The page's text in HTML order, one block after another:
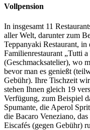
Vollpension
In insgesamt 11
aller Welt, darunter zum
Teppanyaki Restaurant,
Familienrestaurant „Tutti
(Geschmacksatelier), wo
bevor man es genießt
Gebühr). Ihre Tischzeit
stehen Ihnen gleich 19
Verfügung, zum Beispiel
Spumante, die Aperol
die Bacaro Veneziano,
Eiscafés (gegen Gebühr)